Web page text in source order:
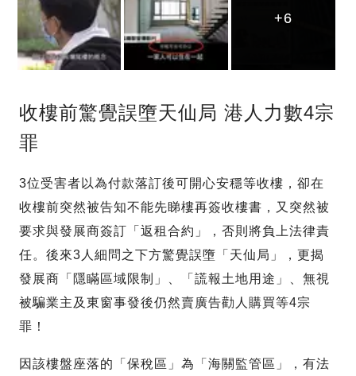
+6
+6
+6
收樓前驚覺誤墮天仙局 港人力數4宗
罪
3位受害者以為付款落訂後可開心安穩等收樓，卻在
收樓前突然被告知不能先睇樓再簽收樓書，又突然被
要求與發展商簽訂「返租合約」，否則將負上法律責
任。後來3人細問之下方驚覺誤墮「天仙局」，更揭
發展商「隱瞞區域限制」、「謊報土地用途」、無視
被騙業主及東窗事發後仍然賣廣告勸人購買等4宗
罪！
因該樓盤座落的「保稅區」為「海關監管區」，有法